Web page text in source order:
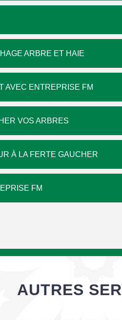
ARBRE ET HAIE
AVEC ENTREPRISE FM
VOS ARBRES
À LA FERTE GAUCHER
FM
AUTRES